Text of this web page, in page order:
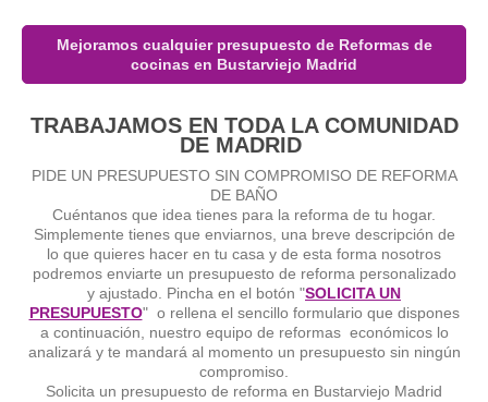
Mejoramos cualquier presupuesto de Reformas de
cocinas en Bustarviejo Madrid
TRABAJAMOS EN TODA LA COMUNIDAD
DE MADRID
PIDE UN PRESUPUESTO SIN COMPROMISO DE REFORMA
DE BAÑO
Cuéntanos que idea tienes para la reforma de tu hogar.
Simplemente tienes que enviarnos, una breve descripción de
lo que quieres hacer en tu casa y de esta forma nosotros
podremos enviarte un presupuesto de reforma personalizado
y ajustado. Pincha en el botón "SOLICITA UN
PRESUPUESTO" o rellena el sencillo formulario que dispones
a continuación, nuestro equipo de reformas económicos lo
analizará y te mandará al momento un presupuesto sin ningún
compromiso.
Solicita un presupuesto de reforma en Bustarviejo Madrid